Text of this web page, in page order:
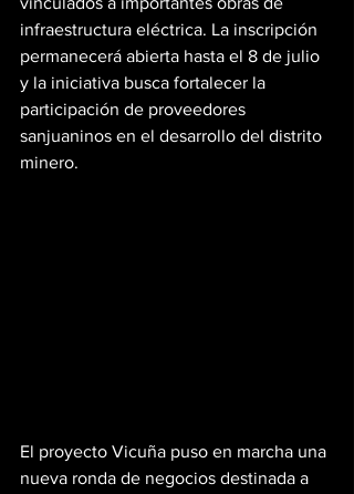
infraestructura eléctrica. La inscripción
permanecerá abierta hasta el 8 de julio
y la iniciativa busca fortalecer la
participación de proveedores
sanjuaninos en el desarrollo del distrito
minero.
El proyecto Vicuña puso en marcha una
nueva ronda de negocios destinada a